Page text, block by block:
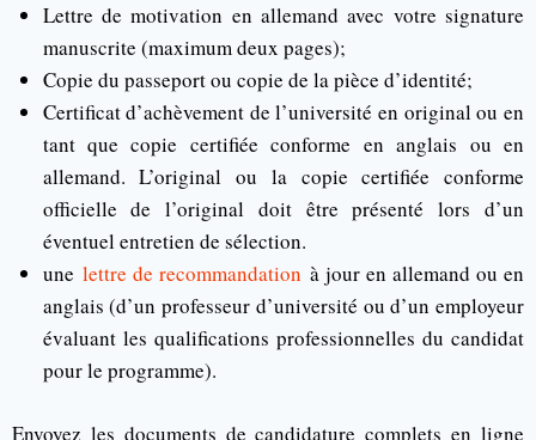
Lettre de motivation en allemand avec votre signature
manuscrite (maximum deux pages);
Copie du passeport ou copie de la pièce d’identité;
Certificat d’achèvement de l’université en original ou en
tant que copie certifiée conforme en anglais ou en
allemand. L’original ou la copie certifiée conforme
officielle de l’original doit être présenté lors d’un
éventuel entretien de sélection.
une lettre de recommandation à jour en allemand ou en
anglais (d’un professeur d’université ou d’un employeur
évaluant les qualifications professionnelles du candidat
pour le programme).
Envoyez les documents de candidature complets en ligne